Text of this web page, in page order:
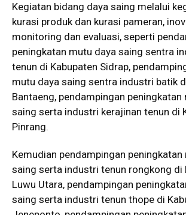
Kegiatan bidang daya saing melalui
kurasi produk dan kurasi pameran,
monitoring dan evaluasi, seperti
peningkatan mutu daya saing sentra
tenun di Kabupaten Sidrap,
mutu daya saing sentra industri batik
Bantaeng, pendampingan peningkatan
saing serta industri kerajinan tenun di
Pinrang.
Kemudian pendampingan peningkatan
saing serta industri tenun rongkong di
Luwu Utara, pendampingan
saing serta industri tenun thope di